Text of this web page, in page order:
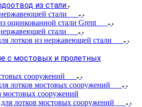
из стали
стали
оцинкованной стали Grent
стали
лотков из нержавеющей стали
с мостовых и пролетных
сооружений
лотков мостовых сооружений
мостовых сооружений
лотков мостовых сооружений